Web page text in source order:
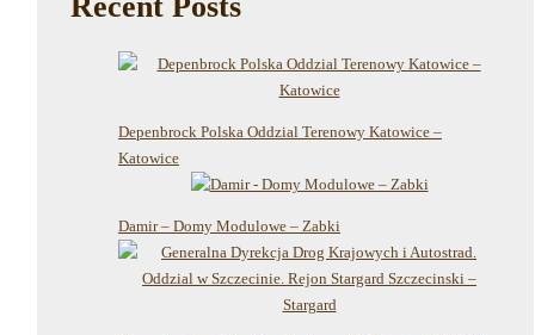
Depenbrock Polska Oddzial Terenowy Katowice –
Katowice
Damir – Domy Modulowe – Zabki